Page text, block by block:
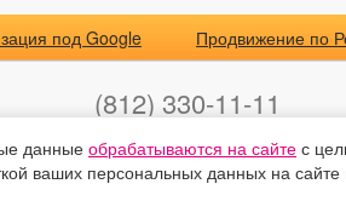
под Google Продвижение по
(812) 330-11-11
(495) 877-11-11
24@optimizator.su
данные обрабатываются на сайте с
ваших персональных данных на